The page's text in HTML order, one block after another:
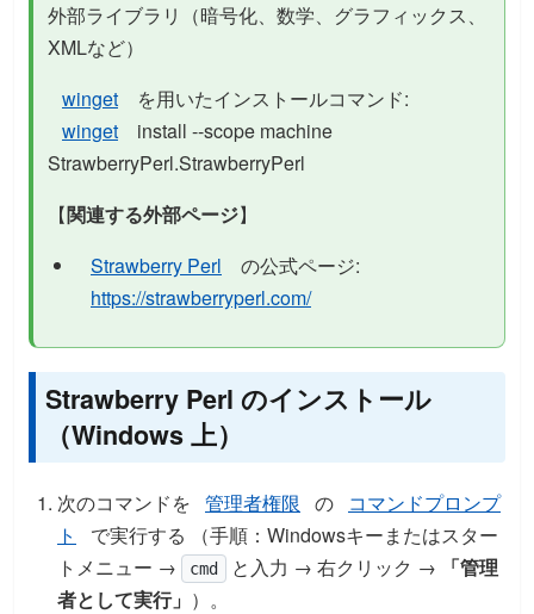
外部ライブラリ（暗号化、数学、グラフィックス、
XMLなど）
winget
を用いたインストールコマンド:
winget
install --scope machine
StrawberryPerl.StrawberryPerl
【関連する外部ページ】
Strawberry Perl
の公式ページ:
https://strawberryperl.com/
Strawberry Perl のインストール
（Windows 上）
次のコマンドを 管理者権限 の
コマンドプロンプ
ト
で実行する （手順：Windowsキーまたはスター
トメニュー →
cmd と入力 → 右クリック →
「管理
者として実行」 ）。